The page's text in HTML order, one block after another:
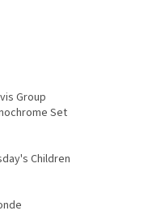
Group
Set
Children